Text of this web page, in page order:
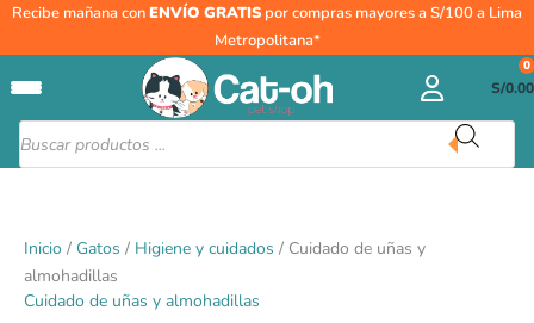
Recibe mañana conENVÍO GRATIS por compras mayores a S/100 a Lima
Metropolitana*
Búsqueda
de
productos
S/0.00
0
Inicio / Gatos / Higiene y cuidados / Cuidado de uñas y
almohadillas
Cuidado de uñas y almohadillas